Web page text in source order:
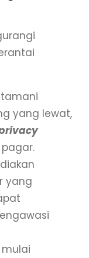
yang lewat,
yang